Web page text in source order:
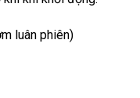
luân phiên)